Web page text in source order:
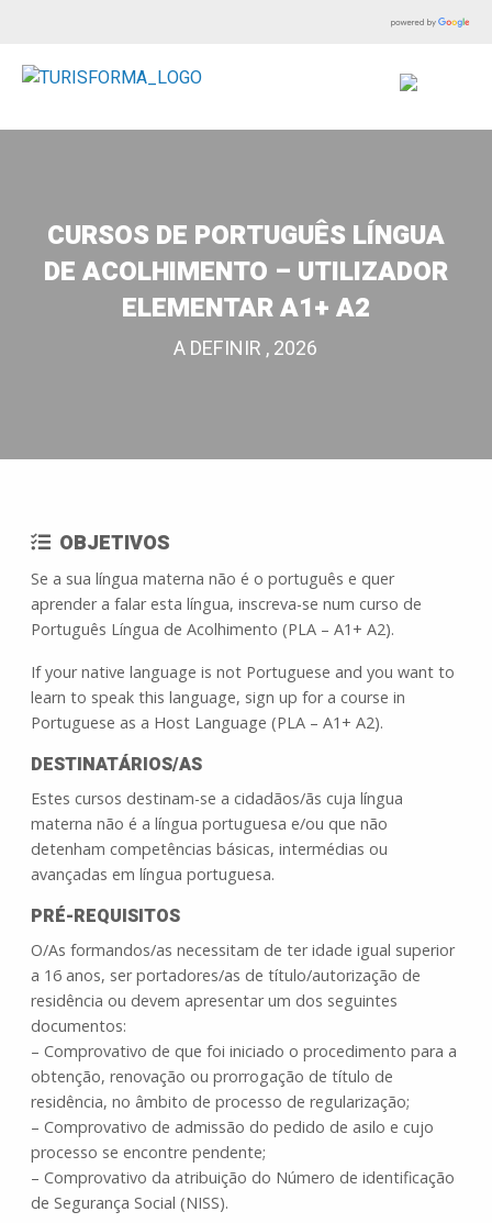
CURSOS DE PORTUGUÊS LÍNGUA
DE ACOLHIMENTO – UTILIZADOR
ELEMENTAR A1+ A2
A DEFINIR , 2026
OBJETIVOS
Se a sua língua materna não é o português e quer
aprender a falar esta língua, inscreva-se num curso de
Português Língua de Acolhimento (PLA – A1+ A2).
If your native language is not Portuguese and you want to
learn to speak this language, sign up for a course in
Portuguese as a Host Language (PLA – A1+ A2).
DESTINATÁRIOS/AS
Estes cursos destinam-se a cidadãos/ãs cuja língua
materna não é a língua portuguesa e/ou que não
detenham competências básicas, intermédias ou
avançadas em língua portuguesa.
PRÉ-REQUISITOS
O/As formandos/as necessitam de ter idade igual superior
a 16 anos, ser portadores/as de título/autorização de
residência ou devem apresentar um dos seguintes
documentos:
– Comprovativo de que foi iniciado o procedimento para a
obtenção, renovação ou prorrogação de título de
residência, no âmbito de processo de regularização;
– Comprovativo de admissão do pedido de asilo e cujo
processo se encontre pendente;
– Comprovativo da atribuição do Número de identificação
de Segurança Social (NISS).